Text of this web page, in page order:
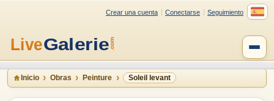
Crear una cuenta Conectarse Seguimiento
Inicio Obras Peinture Soleil levant